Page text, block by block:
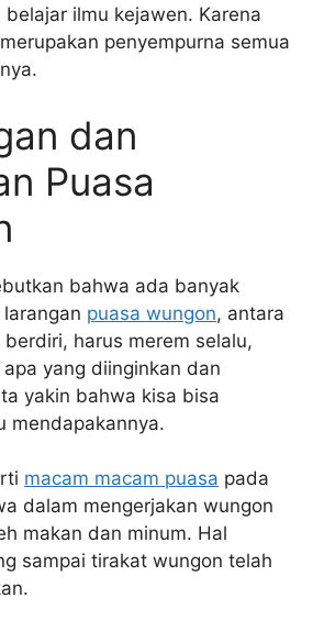
ilmu kejawen. Karena
penyempurna semua
dan
Puasa
bahwa ada banyak
puasa wungon, antara
harus merem selalu,
yang diinginkan dan
yakin bahwa kisa bisa
mendapakannya.
macam macam puasa pada
dalam mengerjakan wungon
makan dan minum. Hal
sampai tirakat wungon telah